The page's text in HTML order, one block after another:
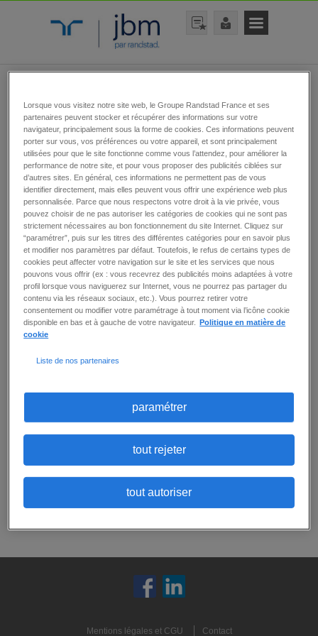
Toutes nos offres
d’emplois
à tous vos critères.
créer une alerte email
à ces critères, ouenvoyer votre candidature
candidature spontanée
créer une alerte
rechercher une offre
rechercher
Mentions légales et CGU Contact
Lorsque vous visitez notre site web, le Groupe Randstad France et ses
partenaires peuvent stocker et récupérer des informations sur votre
navigateur, principalement sous la forme de cookies. Ces informations peuvent
porter sur vous, vos préférences ou votre appareil, et sont principalement
utilisées pour que le site fonctionne comme vous l’attendez, pour améliorer la
performance de notre site, et pour vous proposer des publicités ciblées sur
d’autres sites. En général, ces informations ne permettent pas de vous
identifier directement, mais elles peuvent vous offrir une expérience web plus
personnalisée. Parce que nous respectons votre droit à la vie privée, vous
pouvez choisir de ne pas autoriser les catégories de cookies qui ne sont pas
strictement nécessaires au bon fonctionnement du site Internet. Cliquez sur
“paramétrer”, puis sur les titres des différentes catégories pour en savoir plus
et modifier nos paramètres par défaut. Toutefois, le refus de certains types de
cookies peut affecter votre navigation sur le site et les services que nous
pouvons vous offrir (ex : vous recevrez des publicités moins adaptées à votre
profil lorsque vous naviguerez sur Internet, vous ne pourrez pas partager du
contenu via les réseaux sociaux, etc.). Vous pourrez retirer votre
consentement ou modifier votre paramétrage à tout moment via l’icône cookie
disponible en bas et à gauche de votre navigateur.
Politique en matière de
cookie
Liste de nos partenaires
paramétrer
tout rejeter
tout autoriser